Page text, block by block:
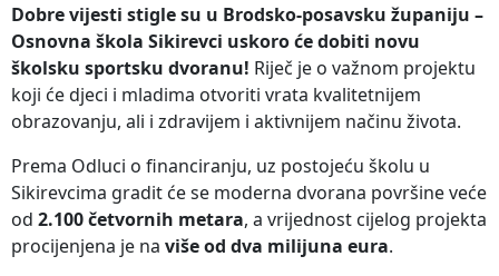
Dobre vijesti stigle su u Brodsko-posavsku županiju –
Osnovna škola Sikirevci uskoro će dobiti novu
školsku sportsku dvoranu! Riječ je o važnom projektu
koji će djeci i mladima otvoriti vrata kvalitetnijem
obrazovanju, ali i zdravijem i aktivnijem načinu života.
Prema Odluci o financiranju, uz postojeću školu u
Sikirevcima gradit će se moderna dvorana površine veće
od 2.100 četvornih metara, a vrijednost cijelog projekta
procijenjena je na više od dva milijuna eura.